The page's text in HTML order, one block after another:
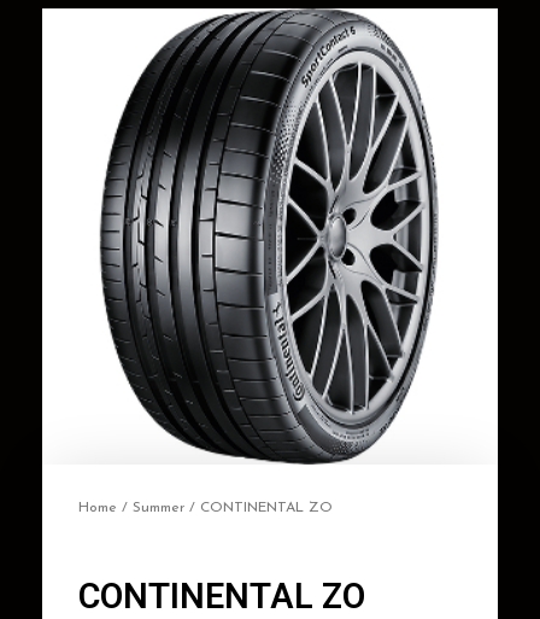
Home / Summer / CONTINENTAL ZO
CONTINENTAL ZO